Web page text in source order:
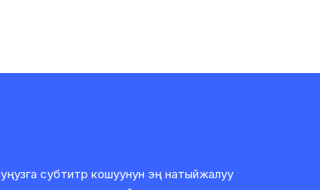
субтитр кошуунун эң натыйжалуу